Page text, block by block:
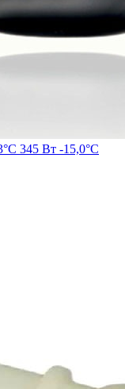
345 Вт -15,0°С